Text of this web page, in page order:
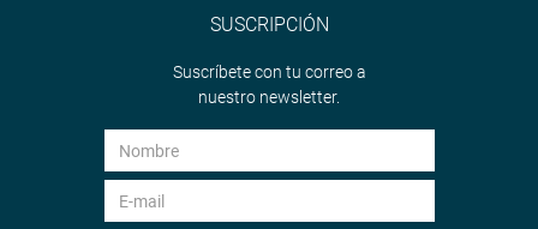
SUSCRIPCIÓN
Suscríbete con tu correo a
nuestro newsletter.